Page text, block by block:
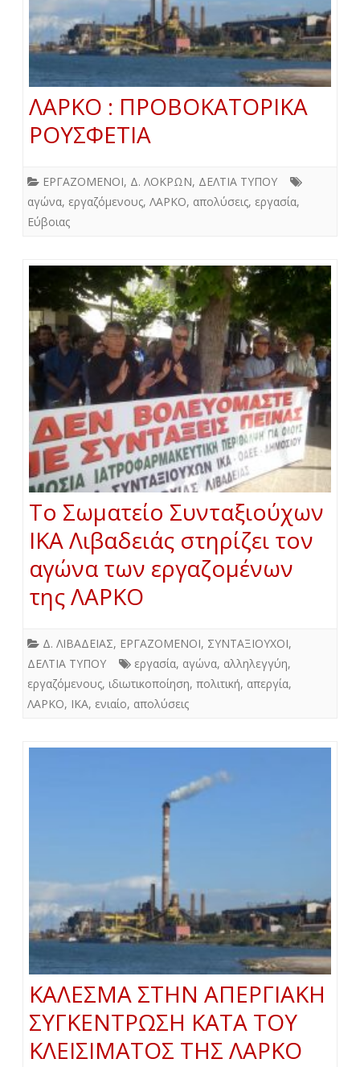
ΛΑΡΚΟ : ΠΡΟΒΟΚΑΤΟΡΙΚΑ
ΡΟΥΣΦΕΤΙΑ
ΕΡΓΑΖΟΜΕΝΟΙ, Δ. ΛΟΚΡΩΝ, ΔΕΛΤΙΑ ΤΥΠΟΥ
αγώνα, εργαζόμενους, ΛΑΡΚΟ, απολύσεις, εργασία,
Εύβοιας
Το Σωματείο Συνταξιούχων
ΙΚΑ Λιβαδειάς στηρίζει τον
αγώνα των εργαζομένων
της ΛΑΡΚΟ
Δ. ΛΙΒΑΔΕΙΑΣ, ΕΡΓΑΖΟΜΕΝΟΙ, ΣΥΝΤΑΞΙΟΥΧΟΙ,
ΔΕΛΤΙΑ ΤΥΠΟΥ
εργασία, αγώνα, αλληλεγγύη,
εργαζόμενους, ιδιωτικοποίηση, πολιτική, απεργία,
ΛΑΡΚΟ, ΙΚΑ, ενιαίο, απολύσεις
ΚΑΛΕΣΜΑ ΣΤΗΝ ΑΠΕΡΓΙΑΚΗ
ΣΥΓΚΕΝΤΡΩΣΗ ΚΑΤΑ ΤΟΥ
ΚΛΕΙΣΙΜΑΤΟΣ ΤΗΣ ΛΑΡΚΟ